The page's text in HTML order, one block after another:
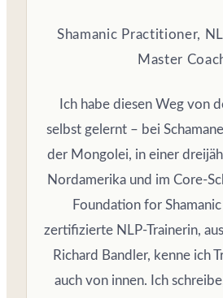
Shamanic Practitioner,
Master
Ich habe diesen Weg von
selbst gelernt – bei
der Mongolei, in einer
Nordamerika und im Core-
Foundation for
zertifizierte NLP-Trainerin,
Richard Bandler, kenne ich
auch von innen. Ich